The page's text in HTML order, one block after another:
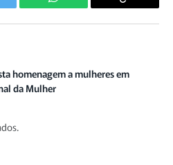
WhatsApp
Copiar
homenagem a mulheres em
da Mulher